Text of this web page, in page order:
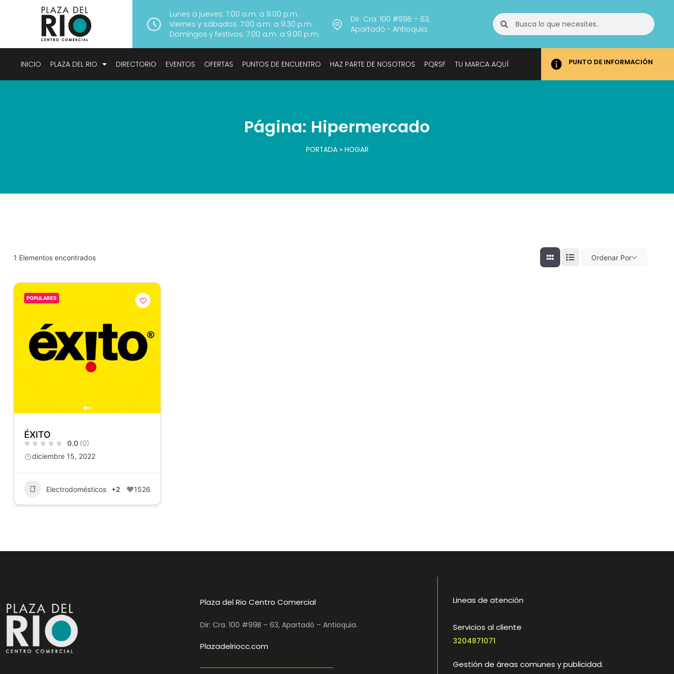
Lunes a jueves: 7:00 a.m. a 9:00 p.m.
Viernes y sábados: 7:00 a.m. a 9:30 p.m.
Domingos y festivos: 7:00 a.m. a 9:00 p.m.
Dir: Cra. 100 #99B – 63,
Apartadó - Antioquia.
INICIO PLAZA DEL RIO DIRECTORIO EVENTOS OFERTAS PUNTOS DE ENCUENTRO HAZ PARTE DE NOSOTROS PQRSF TU MARCA AQUÍ PUNTO DE INFORMACIÓN
Página: Hipermercado
PORTADA» HOGAR
1 Elementos encontrados Ordenar Por
POPULARES
ÉXITO
0.0 (0)
diciembre 15, 2022
Electrodomésticos +2 1526
Plaza del Rio Centro Comercial
Dir: Cra. 100 #99B – 63, Apartadó – Antioquia.
Plazadelriocc.com
Lineas de atención
Servicios al cliente
3204871071
Gestión de áreas comunes y publicidad.